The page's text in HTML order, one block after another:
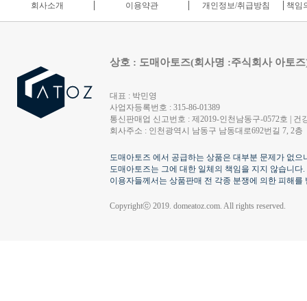
회사소개 이용약관 개인정보/취급방침 책임
상호 : 도매아토즈(회사명 :주식회사 아토
대표 : 박민영
사업자등록번호 : 315-86-01389
통신판매업 신고번호 : 제2019-인천남동구-0572호 | 건
회사주소 : 인천광역시 남동구 남동대로692번길 7, 2층
도매아토즈 에서 공급하는 상품은 대부분 문제가 없
도매아토즈는 그에 대한 일체의 책임을 지지 않습니다.
이용자들께서는 상품판매 전 각종 분쟁에 의한 피해
Copyrightⓒ 2019. domeatoz.com. All rights reserved.